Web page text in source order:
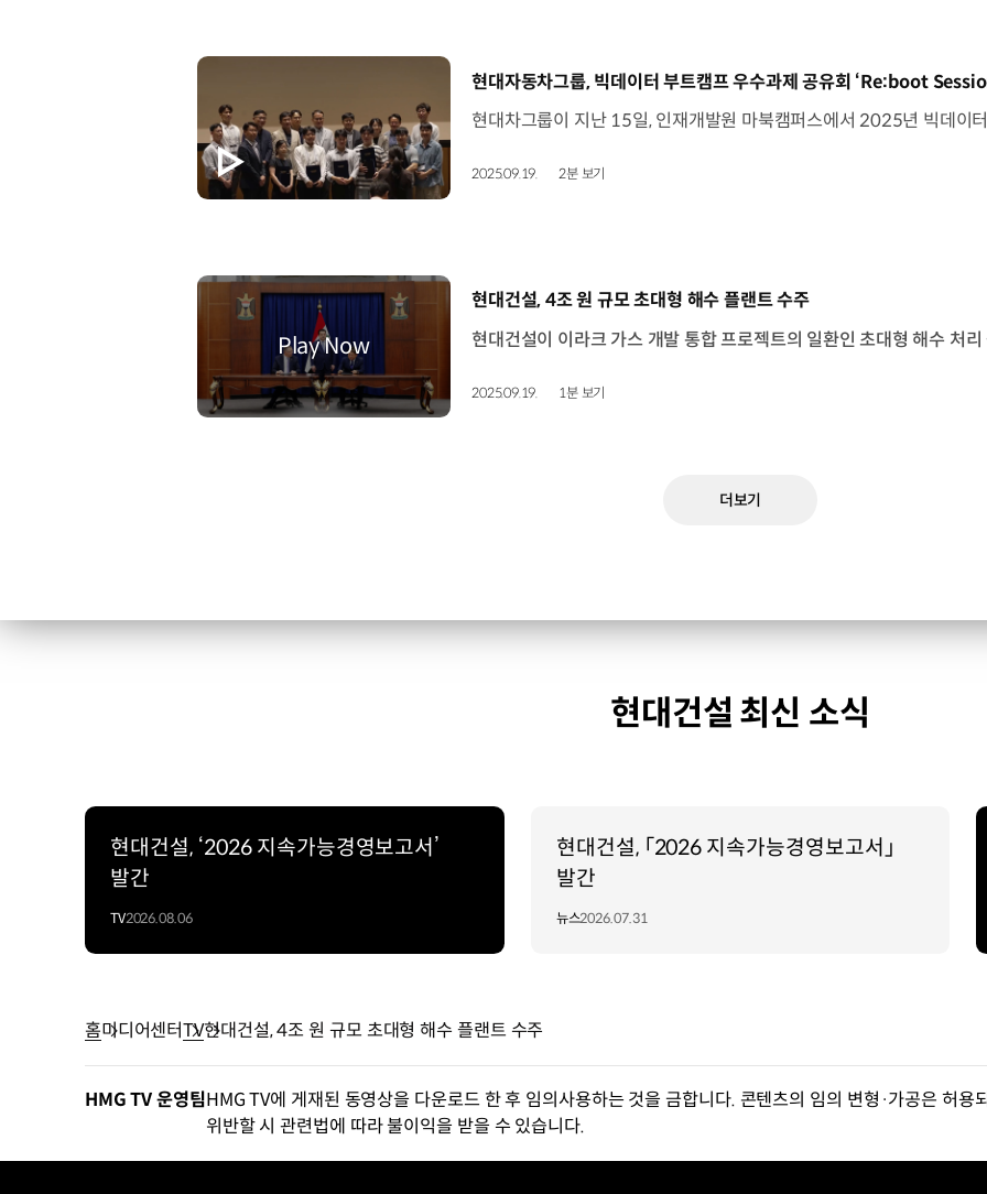
[동영상]
현대자동차그룹, 빅데이터 부트캠프 우수과제 공유회 ‘Re:boot
2025.09.19. 2분 보기
[동영상]
현대건설, 4조 원 규모 초대형 해수 플랜트 수주
2025.09.19. 1분 보기
더보기
현대건설 최신 소식
현대건설, ‘2026 지속가능경영보고서’
발간
TV2026.08.06
현대건설, 「2026 지속가능경영보고서」
발간
뉴스2026.07.31
홈미디어센터TV현대건설, 4조 원 규모 초대형 해수 플랜트 수주
HMG TV 운영팀HMG TV에 게재된 동영상을 다운로드 한 후 임의사용하는 것을 금합니다. 콘텐츠의 임의 변형·가공은 허
위반할 시 관련법에 따라 불이익을 받을 수 있습니다.